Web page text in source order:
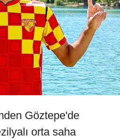
Göztepe'de
orta saha